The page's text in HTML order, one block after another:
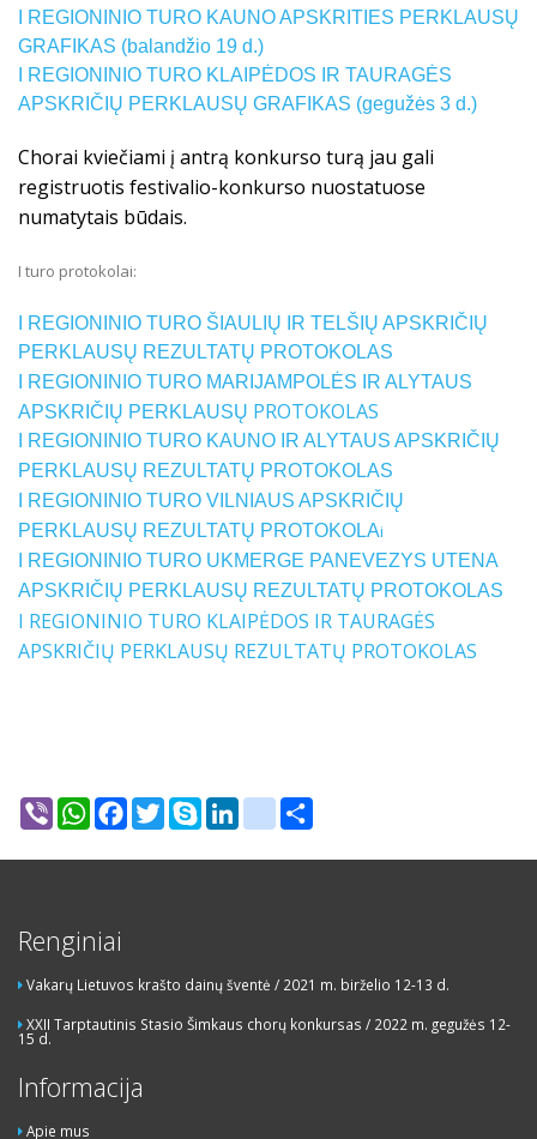
I REGIONINIO TURO KAUNO APSKRITIES PERKLAUSŲ
GRAFIKAS (balandžio 19 d.)
I REGIONINIO TURO KLAIPĖDOS IR TAURAGĖS
APSKRIČIŲ PERKLAUSŲ GRAFIKAS (gegužės 3 d.)
Chorai kviečiami į antrą konkurso turą jau gali
registruotis festivalio-konkurso nuostatuose
numatytais būdais.
I turo protokolai:
I REGIONINIO TURO ŠIAULIŲ IR TELŠIŲ APSKRIČIŲ
PERKLAUSŲ REZULTATŲ PROTOKOLAS
I REGIONINIO TURO MARIJAMPOLĖS IR ALYTAUS
APSKRIČIŲ PERKLAUSŲ PROTOKOLAS
I REGIONINIO TURO KAUNO IR ALYTAUS APSKRIČIŲ
PERKLAUSŲ REZULTATŲ PROTOKOLAS
I REGIONINIO TURO VILNIAUS APSKRIČIŲ
PERKLAUSŲ REZULTATŲ PROTOKOLAi
I REGIONINIO TURO UKMERGE PANEVEZYS UTENA
APSKRIČIŲ PERKLAUSŲ REZULTATŲ PROTOKOLAS
I REGIONINIO TURO KLAIPĖDOS IR TAURAGĖS
APSKRIČIŲ PERKLAUSŲ REZULTATŲ PROTOKOLAS
Viber WhatsAppFacebook
TwitterSkypeLinkedIngoogle_bookmarks
Renginiai
Vakarų Lietuvos krašto dainų šventė / 2021 m. birželio 12-13 d.
XXII Tarptautinis Stasio Šimkaus chorų konkursas / 2022 m. gegužės 12-
15 d.
Informacija
Apie mus